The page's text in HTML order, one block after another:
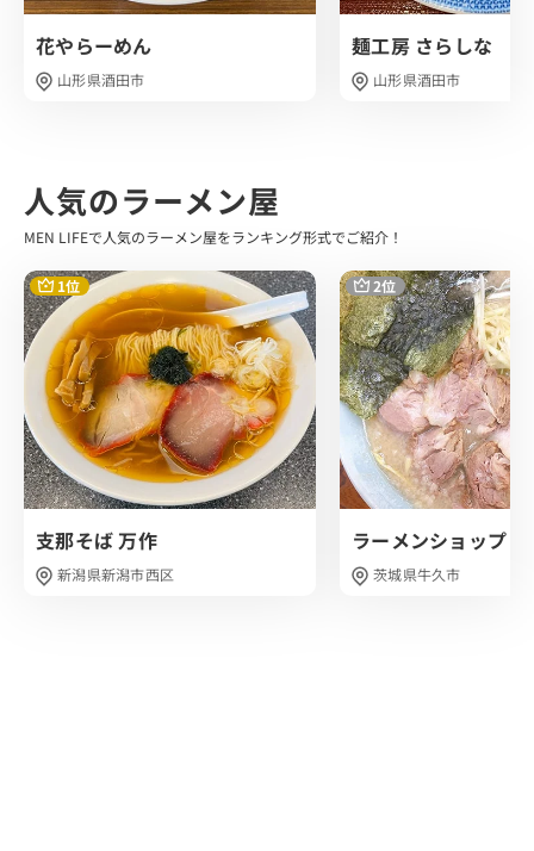
しょう…
おおおお美味しい！染み渡る…！
魚介の旨味をダイレクトに感じ、動物系のキレが加えられ
麺は極太の手揉みちぢれ麺です。
店主さんが厳選した3種類の小麦を独自にブレンドし手間
と時間をかけて作り上げた自家製麺。
正直小盛では全然足りなかったです(笑)
トッピングは チャーシュー、海苔、ねぎのシンプルなライ
ンナップでした。
臭みを一切感じないスープとマッチしたチャーシューは噛
みごたえ抜群でした。
海苔も磯の香りを感じます、美味しい！
朝でこれだけのハイクオリティなラーメンが食べれるのは
凄いなと実感しました。
花やらーめん
山形県酒田市
麺工房 さらしな
山形県酒田市
人気のラーメン屋
MEN LIFEで人気のラーメン屋をランキング形式でご紹介！
1位
支那そば 万作
新潟県新潟市西区
2位
ラーメンショップ
茨城県牛久市